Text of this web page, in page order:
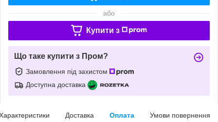
або
Купити з
Що таке купити з Пром?
Замовлення під захистом
Доступна доставка
Доставка Оплата Умови повернення